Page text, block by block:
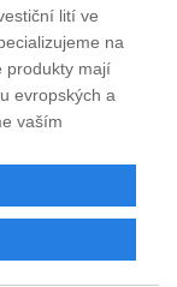
lití ve
na
produkty mají
evropských a
vaším